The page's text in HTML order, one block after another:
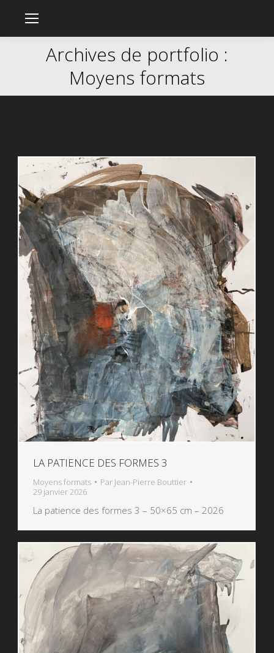
Archives de portfolio :
Moyens formats
LA PATIENCE DES FORMES 3
Moyens formats Par Jean-Pierre Bouttier
29 janvier 2026
La patience des formes 3 – 50×65 cm – 2026